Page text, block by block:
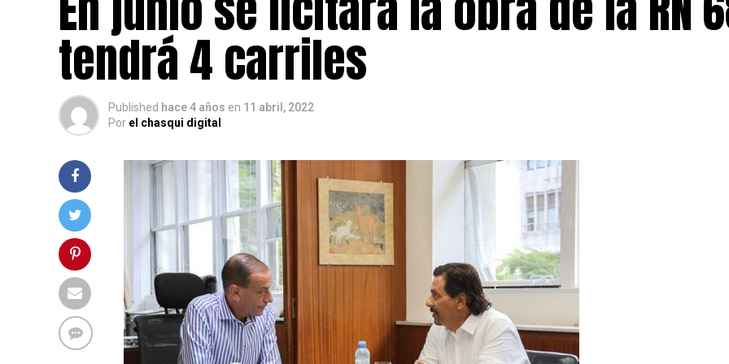
tendrá 4 carriles
Published hace 4 años en 11 abril, 2022
Por el chasqui digital